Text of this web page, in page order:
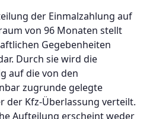
der Einmalzahlung auf
von 96 Monaten stellt
Gegebenheiten
Durch sie wird die
auf die von den
zugrunde gelegte
der Kfz-Überlassung verteilt.
Aufteilung erscheint weder